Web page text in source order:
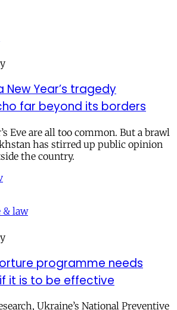
New Year’s tragedy
far beyond its borders
Eve are all too common. But a brawl
has stirred up public opinion
the country.
& law
programme needs
it is to be effective
Ukraine’s National Preventive